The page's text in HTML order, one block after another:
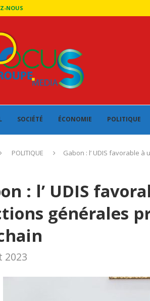
NOUS
SOCIÉTÉ ÉCONOMIE POLITIQUE
POLITIQUE Gabon : l’ UDIS favorable
: l’ UDIS
générales
2023